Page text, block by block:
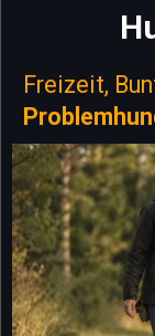
Freizeit,